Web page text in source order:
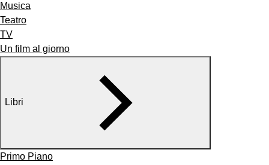
Musica
Teatro
TV
Un film al giorno
Libri
Primo Piano